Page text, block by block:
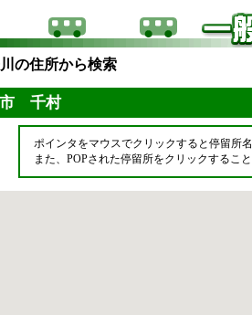
の住所から検索
市 千村
ポインタをマウスでクリックすると停留所
また、POPされた停留所をクリックするこ